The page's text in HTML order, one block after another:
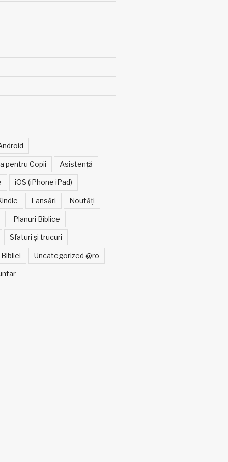
pentru Copii Asistență
iOS (iPhone iPad)
Lansări Noutăți
Planuri Biblice
Sfaturi și trucuri
Uncategorized @ro